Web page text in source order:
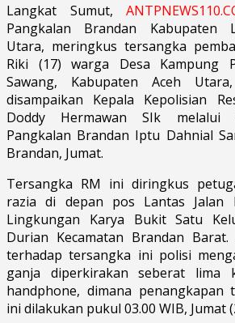
Langkat Sumut,
Pangkalan Brandan Kabupaten
Utara, meringkus tersangka
Riki (17) warga Desa Kampung
Sawang, Kabupaten Aceh
disampaikan Kepala Kepolisian
Doddy Hermawan SIk melalui
Pangkalan Brandan Iptu Dahnial
Brandan, Jumat.
Tersangka RM ini diringkus
razia di depan pos Lantas Jalan
Lingkungan Karya Bukit Satu
Durian Kecamatan Brandan
terhadap tersangka ini polisi
ganja diperkirakan seberat lima
handphone, dimana penangkapan
ini dilakukan pukul 03.00 WIB, Jumat